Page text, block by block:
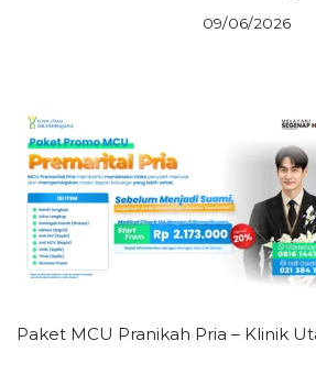
09/06/2026
Paket MCU Pranikah Pria – Klinik